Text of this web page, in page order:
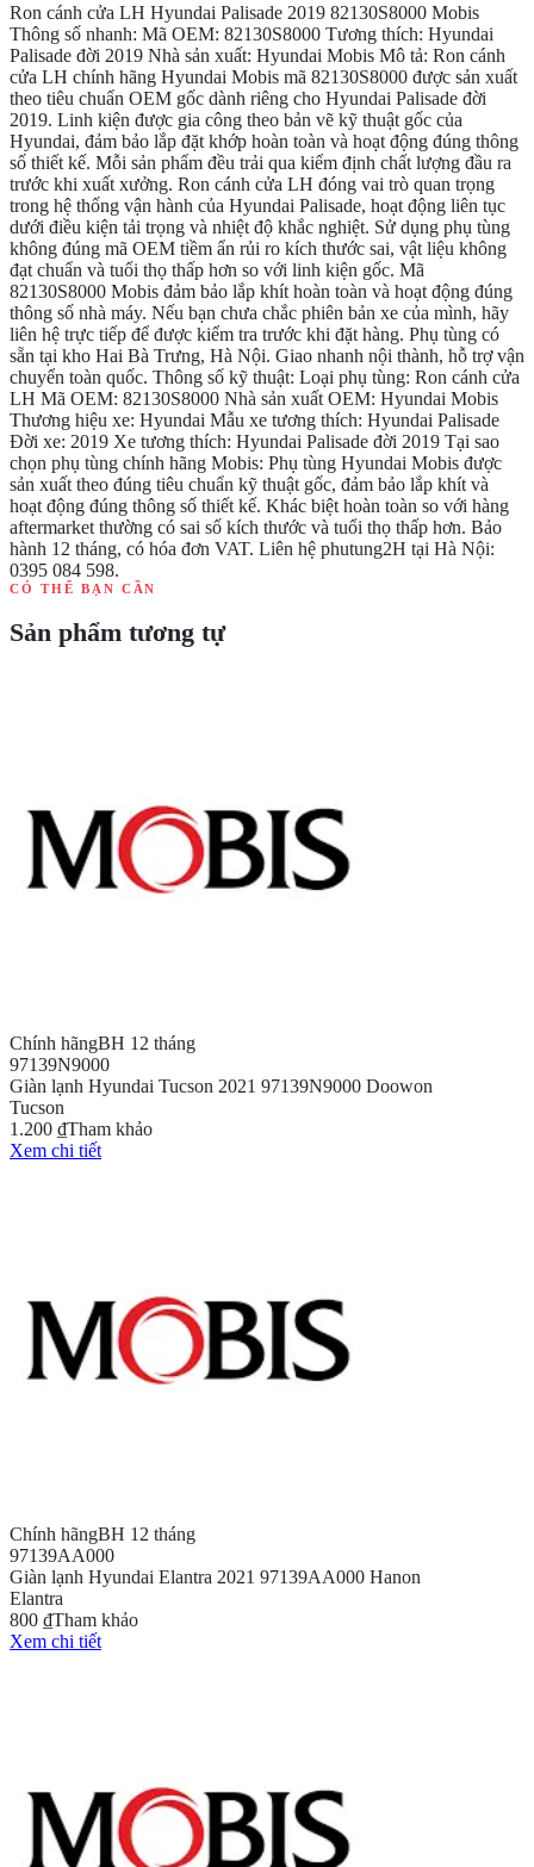
Ron cánh cửa LH Hyundai Palisade 2019 82130S8000 Mobis
Thông số nhanh: Mã OEM: 82130S8000 Tương thích: Hyundai
Palisade đời 2019 Nhà sản xuất: Hyundai Mobis Mô tả: Ron cánh
cửa LH chính hãng Hyundai Mobis mã 82130S8000 được sản xuất
theo tiêu chuẩn OEM gốc dành riêng cho Hyundai Palisade đời
2019. Linh kiện được gia công theo bản vẽ kỹ thuật gốc của
Hyundai, đảm bảo lắp đặt khớp hoàn toàn và hoạt động đúng thông
số thiết kế. Mỗi sản phẩm đều trải qua kiểm định chất lượng đầu ra
trước khi xuất xưởng. Ron cánh cửa LH đóng vai trò quan trọng
trong hệ thống vận hành của Hyundai Palisade, hoạt động liên tục
dưới điều kiện tải trọng và nhiệt độ khắc nghiệt. Sử dụng phụ tùng
không đúng mã OEM tiềm ẩn rủi ro kích thước sai, vật liệu không
đạt chuẩn và tuổi thọ thấp hơn so với linh kiện gốc. Mã
82130S8000 Mobis đảm bảo lắp khít hoàn toàn và hoạt động đúng
thông số nhà máy. Nếu bạn chưa chắc phiên bản xe của mình, hãy
liên hệ trực tiếp để được kiểm tra trước khi đặt hàng. Phụ tùng có
sẵn tại kho Hai Bà Trưng, Hà Nội. Giao nhanh nội thành, hỗ trợ vận
chuyển toàn quốc. Thông số kỹ thuật: Loại phụ tùng: Ron cánh cửa
LH Mã OEM: 82130S8000 Nhà sản xuất OEM: Hyundai Mobis
Thương hiệu xe: Hyundai Mẫu xe tương thích: Hyundai Palisade
Đời xe: 2019 Xe tương thích: Hyundai Palisade đời 2019 Tại sao
chọn phụ tùng chính hãng Mobis: Phụ tùng Hyundai Mobis được
sản xuất theo đúng tiêu chuẩn kỹ thuật gốc, đảm bảo lắp khít và
hoạt động đúng thông số thiết kế. Khác biệt hoàn toàn so với hàng
aftermarket thường có sai số kích thước và tuổi thọ thấp hơn. Bảo
hành 12 tháng, có hóa đơn VAT. Liên hệ phutung2H tại Hà Nội:
0395 084 598.
CÓ THỂ BẠN CẦN
Sản phẩm tương tự
Chính hãngBH 12 tháng
97139N9000
Giàn lạnh Hyundai Tucson 2021 97139N9000 Doowon
Tucson
1.200 ₫Tham khảo
Xem chi tiết
Chính hãngBH 12 tháng
97139AA000
Giàn lạnh Hyundai Elantra 2021 97139AA000 Hanon
Elantra
800 ₫Tham khảo
Xem chi tiết